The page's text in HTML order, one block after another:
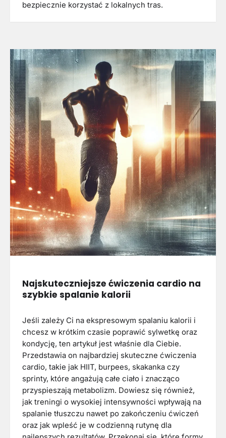
bezpiecznie korzystać z lokalnych tras.
Najskuteczniejsze ćwiczenia cardio na
szybkie spalanie kalorii
Jeśli zależy Ci na ekspresowym spalaniu kalorii i
chcesz w krótkim czasie poprawić sylwetkę oraz
kondycję, ten artykuł jest właśnie dla Ciebie.
Przedstawia on najbardziej skuteczne ćwiczenia
cardio, takie jak HIIT, burpees, skakanka czy
sprinty, które angażują całe ciało i znacząco
przyspieszają metabolizm. Dowiesz się również,
jak treningi o wysokiej intensywności wpływają na
spalanie tłuszczu nawet po zakończeniu ćwiczeń
oraz jak wpleść je w codzienną rutynę dla